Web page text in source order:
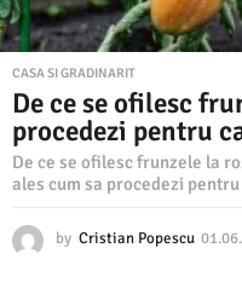
CASA SI GRADINARIT
De ce se ofilesc
procedezi pentru
De ce se ofilesc frunzele la
ales cum sa procedezi
by Cristian Popescu